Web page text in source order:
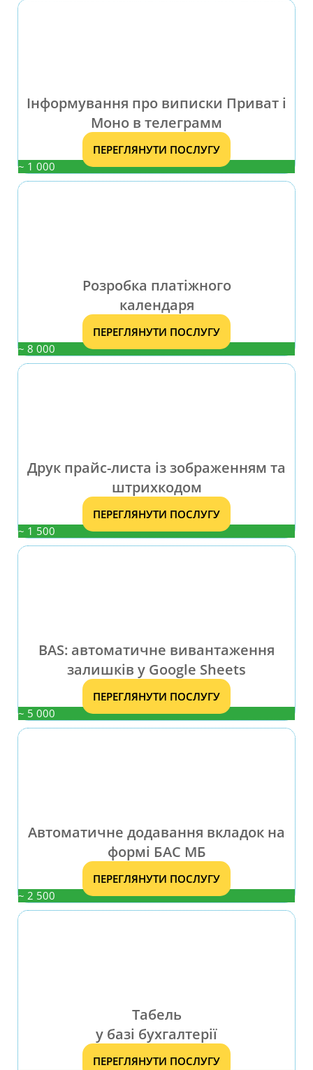
Інформування про виписки Приват і
Моно в телеграмм
ПЕРЕГЛЯНУТИ ПОСЛУГУ
~ 1 000
Розробка платіжного
календаря
ПЕРЕГЛЯНУТИ ПОСЛУГУ
~ 8 000
Друк прайс-листа із зображенням та
штрихкодом
ПЕРЕГЛЯНУТИ ПОСЛУГУ
~ 1 500
BAS: автоматичне вивантаження
залишків у Google Sheets
ПЕРЕГЛЯНУТИ ПОСЛУГУ
~ 5 000
Автоматичне додавання вкладок на
формі БАС МБ
ПЕРЕГЛЯНУТИ ПОСЛУГУ
~ 2 500
Табель
у базі бухгалтерії
ПЕРЕГЛЯНУТИ ПОСЛУГУ